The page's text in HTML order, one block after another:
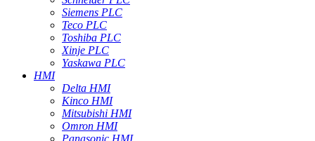
Siemens PLC
Teco PLC
Toshiba PLC
Xinje PLC
Yaskawa PLC
HMI
Delta HMI
Kinco HMI
Mitsubishi HMI
Omron HMI
Panasonic HMI